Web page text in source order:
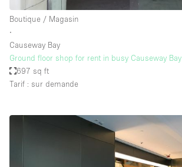
Boutique / Magasin
∙
Causeway Bay
Ground floor shop for rent in busy Causeway Bay
697 sq ft
Tarif : sur demande